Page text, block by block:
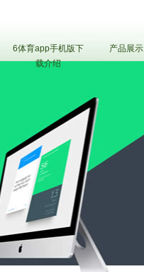
6体育app手机版下
载介绍
产品展示